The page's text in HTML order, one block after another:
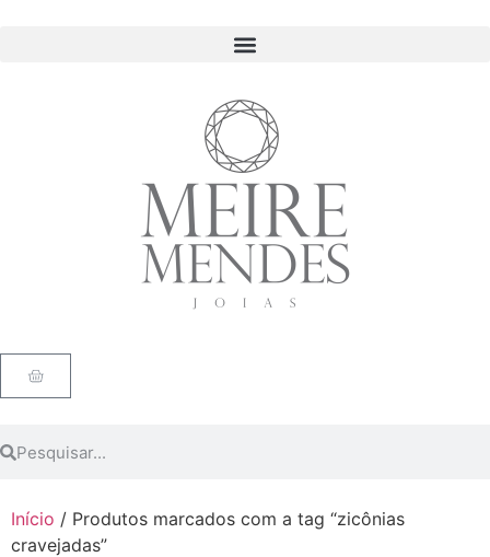
Início / Produtos marcados com a tag “zicônias
cravejadas”